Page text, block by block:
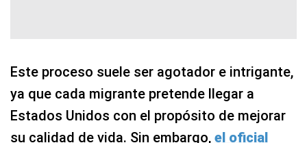
Este proceso suele ser agotador e intrigante,
ya que cada migrante pretende llegar a
Estados Unidos con el propósito de mejorar
su calidad de vida. Sin embargo, el oficial